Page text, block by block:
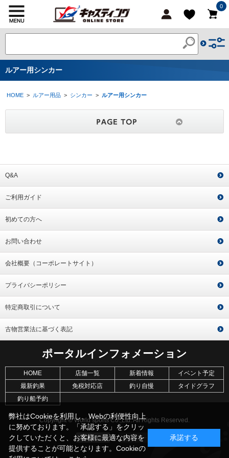
0
ルアー用シンカー
HOME > ルアー用品 > シンカー > ルアー用シンカー
Q&A
ご利用ガイド
初めての方へ
お問い合わせ
会社概要（コーポレートサイト）
プライバシーポリシー
特定商取引について
古物営業法に基づく表記
ポータルインフォメーション
HOME 店舗一覧 新着情報
イベント予定
最新釣果
免税対応店 釣り自慢
タイドグラフ
釣り船予約
Copyright © World sports Co.,Ltd. All Rights Reserved.
弊社はCookieを利用し、Webの利便性向上
に努めております。「承認する」をクリッ
クしていただくと、お客様に最適な内容を
提供することが可能となります。Cookieの
承諾する